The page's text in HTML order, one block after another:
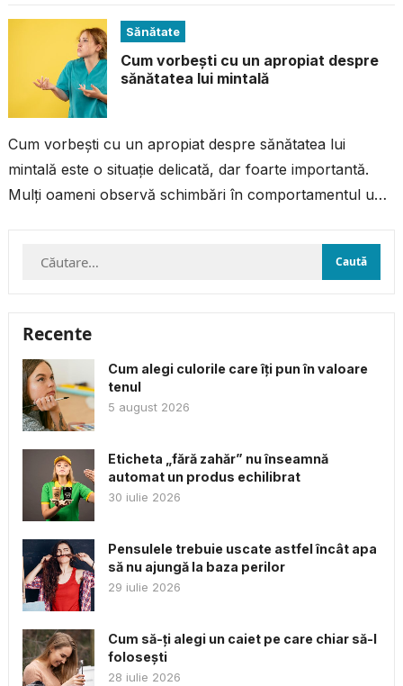
Sănătate
Cum vorbești cu un apropiat despre
sănătatea lui mintală
Cum vorbești cu un apropiat despre sănătatea lui
mintală este o situație delicată, dar foarte importantă.
Mulți oameni observă schimbări în comportamentul unei
Caută
Recente
Cum alegi culorile care îți pun în valoare
tenul
5 august 2026
Eticheta „fără zahăr” nu înseamnă
automat un produs echilibrat
30 iulie 2026
Pensulele trebuie uscate astfel încât apa
să nu ajungă la baza perilor
29 iulie 2026
Cum să-ți alegi un caiet pe care chiar să-l
folosești
28 iulie 2026